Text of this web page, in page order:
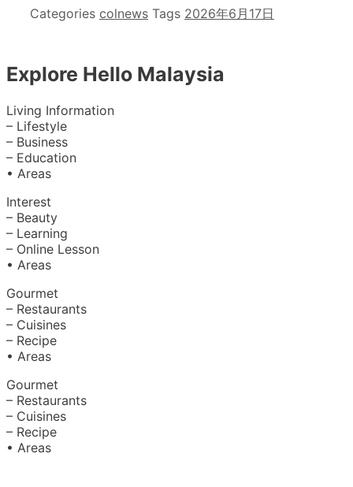
Categories colnews Tags 2026年6月17日
Explore Hello Malaysia
Living Information
– Lifestyle
– Business
– Education
• Areas
Interest
– Beauty
– Learning
– Online Lesson
• Areas
Gourmet
– Restaurants
– Cuisines
– Recipe
• Areas
Gourmet
– Restaurants
– Cuisines
– Recipe
• Areas